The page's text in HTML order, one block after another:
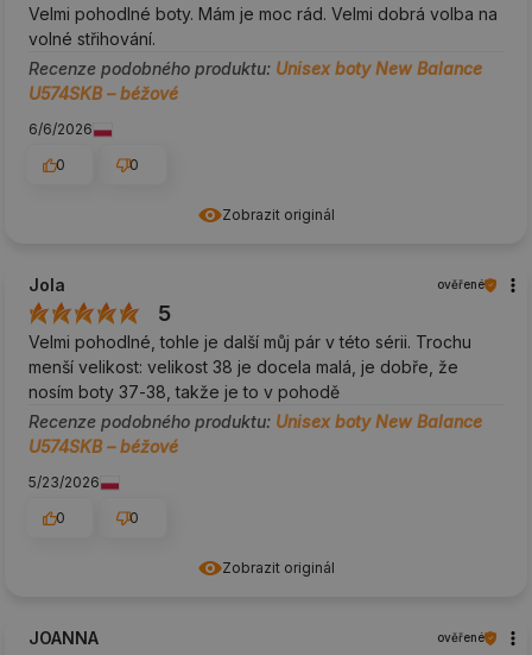
Zobrazit originál
Velmi pohodlné boty. Mám je moc rád. Velmi dobrá volba na
volné střihování.
Recenze podobného produktu: Unisex boty New Balance
U574SKB – béžové
6/6/2026
0
0
Zobrazit originál
Jola ověřené
5
Velmi pohodlné, tohle je další můj pár v této sérii. Trochu
menší velikost: velikost 38 je docela malá, je dobře, že
nosím boty 37-38, takže je to v pohodě
Recenze podobného produktu: Unisex boty New Balance
U574SKB – béžové
5/23/2026
0
0
JOANNA ověřené